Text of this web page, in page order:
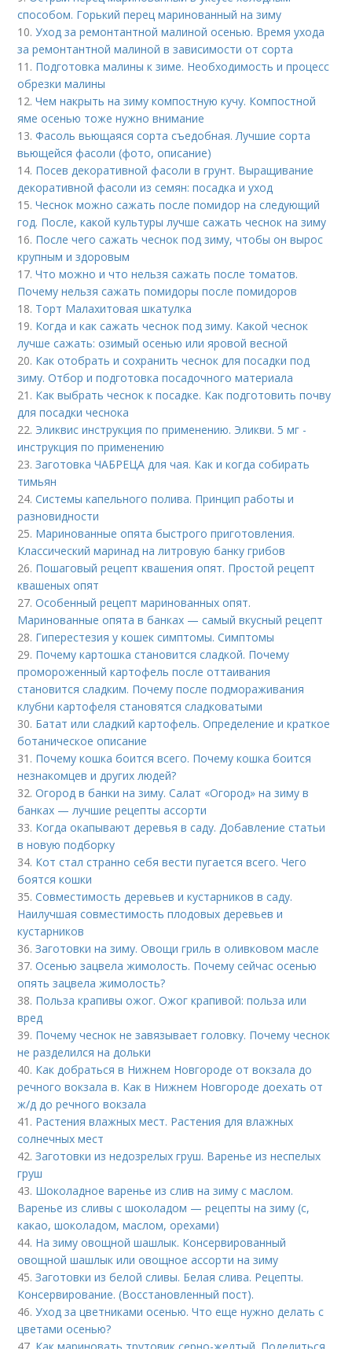
способом. Горький перец маринованный на зиму
10.Уход за ремонтантной малиной осенью. Время ухода
за ремонтантной малиной в зависимости от сорта
11. Подготовка малины к зиме. Необходимость и процесс
обрезки малины
12.Чем накрыть на зиму компостную кучу. Компостной
яме осенью тоже нужно внимание
13.Фасоль вьющаяся сорта съедобная. Лучшие сорта
вьющейся фасоли (фото, описание)
14. Посев декоративной фасоли в грунт. Выращивание
декоративной фасоли из семян: посадка и уход
15.Чеснок можно сажать после помидор на следующий
год. После, какой культуры лучше сажать чеснок на зиму
16. После чего сажать чеснок под зиму, чтобы он вырос
крупным и здоровым
17.Что можно и что нельзя сажать после томатов.
Почему нельзя сажать помидоры после помидоров
18. Торт Малахитовая шкатулка
19. Когда и как сажать чеснок под зиму. Какой чеснок
лучше сажать: озимый осенью или яровой весной
20. Как отобрать и сохранить чеснок для посадки под
зиму. Отбор и подготовка посадочного материала
21. Как выбрать чеснок к посадке. Как подготовить почву
для посадки чеснока
22. Эликвис инструкция по применению. Эликви. 5 мг -
инструкция по применению
23.Заготовка ЧАБРЕЦА для чая. Как и когда собирать
тимьян
24.Системы капельного полива. Принцип работы и
разновидности
25. Маринованные опята быстрого приготовления.
Классический маринад на литровую банку грибов
26. Пошаговый рецепт квашения опят. Простой рецепт
квашеных опят
27.Особенный рецепт маринованных опят.
Маринованные опята в банках — самый вкусный рецепт
28. Гиперестезия у кошек симптомы. Симптомы
29. Почему картошка становится сладкой. Почему
промороженный картофель после оттаивания
становится сладким. Почему после подмораживания
клубни картофеля становятся сладковатыми
30. Батат или сладкий картофель. Определение и краткое
ботаническое описание
31. Почему кошка боится всего. Почему кошка боится
незнакомцев и других людей?
32.Огород в банки на зиму. Салат «Огород» на зиму в
банках — лучшие рецепты ассорти
33. Когда окапывают деревья в саду. Добавление статьи
в новую подборку
34. Кот стал странно себя вести пугается всего. Чего
боятся кошки
35.Совместимость деревьев и кустарников в саду.
Наилучшая совместимость плодовых деревьев и
кустарников
36.Заготовки на зиму. Овощи гриль в оливковом масле
37.Осенью зацвела жимолость. Почему сейчас осенью
опять зацвела жимолость?
38. Польза крапивы ожог. Ожог крапивой: польза или
вред
39. Почему чеснок не завязывает головку. Почему чеснок
не разделился на дольки
40. Как добраться в Нижнем Новгороде от вокзала до
речного вокзала в. Как в Нижнем Новгороде доехать от
ж/д до речного вокзала
41. Растения влажных мест. Растения для влажных
солнечных мест
42.Заготовки из недозрелых груш. Варенье из неспелых
груш
43. Шоколадное варенье из слив на зиму с маслом.
Варенье из сливы с шоколадом — рецепты на зиму (с,
какао, шоколадом, маслом, орехами)
44. На зиму овощной шашлык. Консервированный
овощной шашлык или овощное ассорти на зиму
45.Заготовки из белой сливы. Белая слива. Рецепты.
Консервирование. (Восстановленный пост).
46.Уход за цветниками осенью. Что еще нужно делать с
цветами осенью?